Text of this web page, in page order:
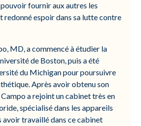
fournir aux autres les
redonné espoir dans sa lutte contre
MD, a commencé à étudier la
de Boston, puis a été
du Michigan pour poursuivre
Après avoir obtenu son
a rejoint un cabinet très en
spécialisé dans les appareils
avoir travaillé dans ce cabinet